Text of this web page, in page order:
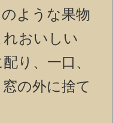
ような果物
おいしい
り、一口、
の外に捨て